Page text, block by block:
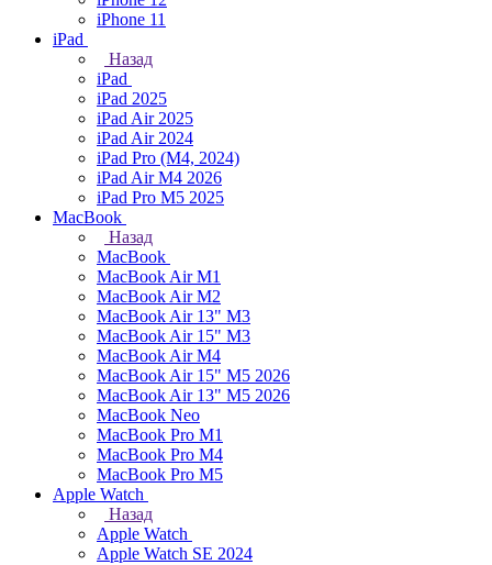
iPhone 11
iPad
Назад
iPad
iPad 2025
iPad Air 2025
iPad Air 2024
iPad Pro (M4, 2024)
iPad Air M4 2026
iPad Pro M5 2025
MacBook
Назад
MacBook
MacBook Air M1
MacBook Air M2
MacBook Air 13" M3
MacBook Air 15" M3
MacBook Air M4
MacBook Air 15" М5 2026
MacBook Air 13" М5 2026
MacBook Neo
MacBook Pro M1
MacBook Pro M4
MacBook Pro M5
Apple Watch
Назад
Apple Watch
Apple Watch SE 2024